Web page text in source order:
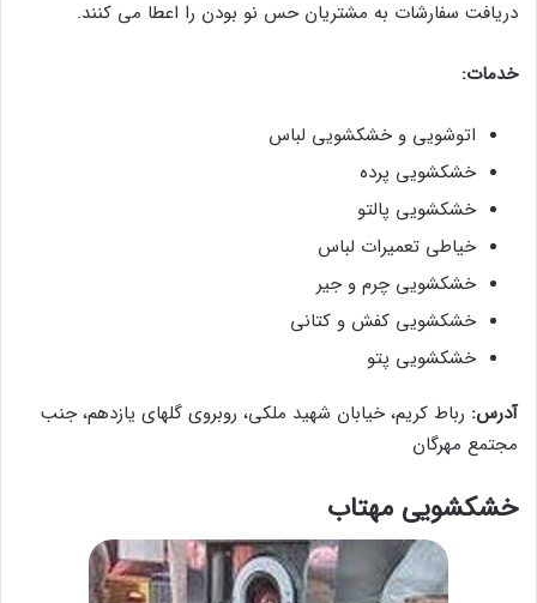
دریافت سفارشات به مشتریان حس نو بودن را اعطا می کنند.
خدمات:
اتوشویی و خشکشویی لباس
خشکشویی پرده
خشکشویی پالتو
خیاطی تعمیرات لباس
خشکشویی چرم و جیر
خشکشویی کفش و کتانی
خشکشویی پتو
آدرس: رباط کریم، خیابان شهید ملکی، روبروی گلهای یازدهم، جنب
مجتمع مهرگان
خشکشویی مهتاب